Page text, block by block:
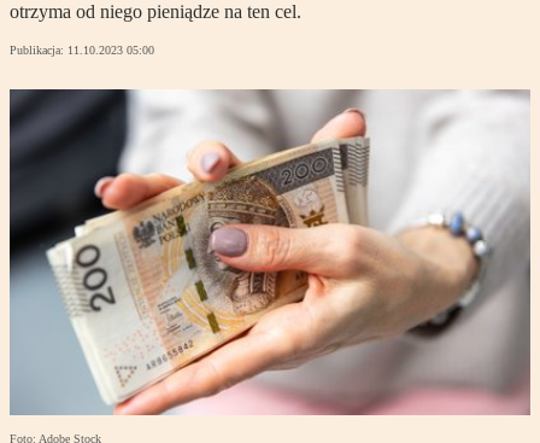
otrzyma od niego pieniądze na ten cel.
Publikacja: 11.10.2023 05:00
Foto: Adobe Stock